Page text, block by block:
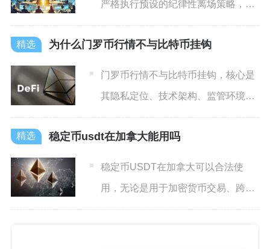
严格执行预设的纪律性离场策略，通
过固定比例、关键支撑位、阶
为什么门罗币行情不与比特币挂钩
门罗币行情不与比特币挂钩，核心是
其隐私定位、技术架构、监管环境与
资金属性完全独立，价格由隐
稳定币usdt在加拿大能用吗
稳定币USDT在加拿大可以合法使
用，无论是用于加密货币交易、跨境
转账还是部分场景的商业支付